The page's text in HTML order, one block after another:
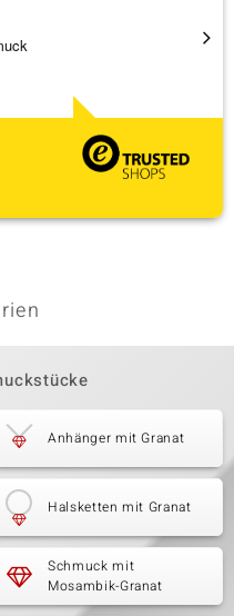
Top
Anhänger mit Granat
Halsketten mit Granat
Schmuck mit
Mosambik-Granat